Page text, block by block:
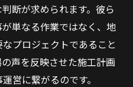
断が求められます。彼ら
単なる作業ではなく、地
プロジェクトであること
声を反映させた施工計画
営に繋がるのです。